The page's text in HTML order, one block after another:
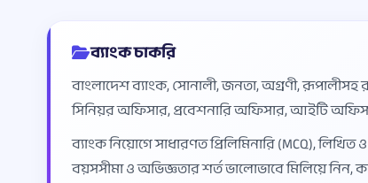
ব্যাংক চাকরি
বাংলাদেশ ব্যাংক, সোনালী, জনতা, অগ্রণী, রূপালীসহ
সিনিয়র অফিসার, প্রবেশনারি অফিসার, আইটি
ব্যাংক নিয়োগে সাধারণত প্রিলিমিনারি (MCQ),
বয়সসীমা ও অভিজ্ঞতার শর্ত ভালোভাবে মিলিয়ে নিন,